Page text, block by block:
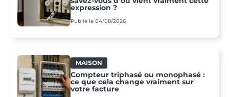
expression ?
Publié le 04/08/2026
MAISON
Compteur triphasé ou monophasé :
ce que cela change vraiment sur
votre facture